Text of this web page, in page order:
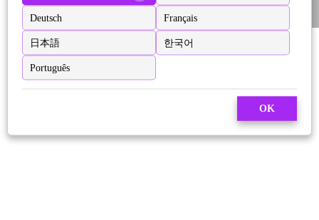
Deutsch Français
日本語 한국어
Português
OK